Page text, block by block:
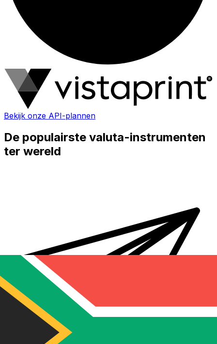
Bekijk onze API-plannen
De populairste valuta-instrumenten
ter wereld